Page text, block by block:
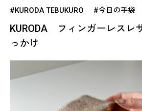
#KURODA TEBUKURO #今日の手袋
KURODA フィンガーレスレ
っかけ